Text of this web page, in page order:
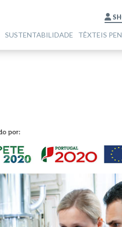
SUSTENTABILIDADE TÊXTEIS